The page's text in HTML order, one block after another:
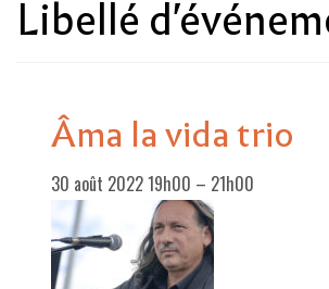
LE PROJET
NOUS SOUTENIR
LE PROGRAMME
DÉTAIL DES ÉVÉNEMENTS
LA SAISON CULTURELLE
Libellé
Âma la vida trio
30 août 2022 19h00 – 21h00